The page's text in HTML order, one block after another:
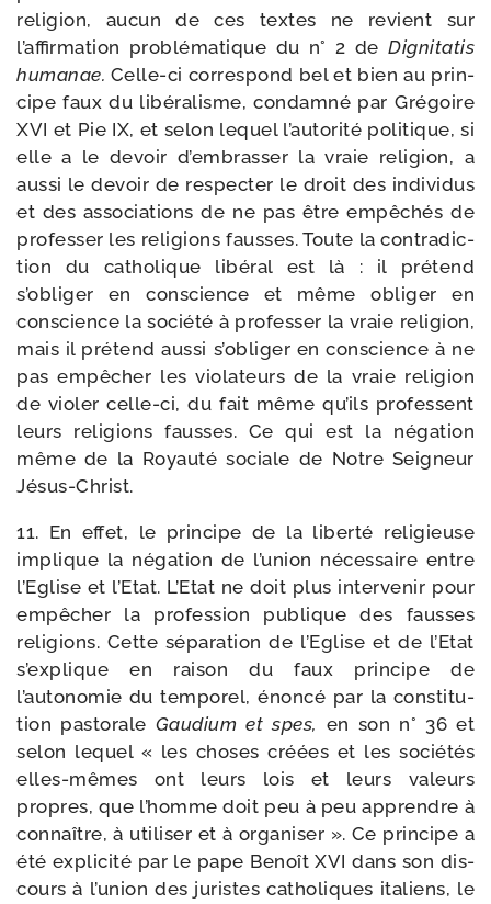
reli­gion, aucun de ces textes ne revient sur
l’affirmation pro­blé­ma­tique du n° 2 de Dignitatis
huma­nae. Celle-​ci cor­res­pond bel et bien au prin­
cipe faux du libé­ra­lisme, condam­né par Grégoire
XVI et Pie IX, et selon lequel l’autorité poli­tique, si
elle a le devoir d’embrasser la vraie reli­gion, a
aus­si le devoir de res­pec­ter le droit des indi­vi­dus
et des asso­cia­tions de ne pas être empê­chés de
pro­fes­ser les reli­gions fausses. Toute la contra­dic­
tion du catho­lique libé­ral est là : il pré­tend
s’obliger en conscience et même obli­ger en
conscience la socié­té à pro­fes­ser la vraie reli­gion,
mais il pré­tend aus­si s’obliger en conscience à ne
pas empê­cher les vio­la­teurs de la vraie reli­gion
de vio­ler celle-​ci, du fait même qu’ils pro­fessent
leurs reli­gions fausses. Ce qui est la néga­tion
même de la Royauté sociale de Notre Seigneur
Jésus-Christ.
11. En effet, le prin­cipe de la liber­té reli­gieuse
implique la néga­tion de l’union néces­saire entre
l’Eglise et l’Etat. L’Etat ne doit plus inter­ve­nir pour
empê­cher la pro­fes­sion publique des fausses
reli­gions. Cette sépa­ra­tion de l’Eglise et de l’Etat
s’explique en rai­son du faux prin­cipe de
l’autonomie du tem­po­rel, énon­cé par la consti­tu­
tion pas­to­rale Gaudium et spes, en son n° 36 et
selon lequel « les choses créées et les socié­tés
elles-​mêmes ont leurs lois et leurs valeurs
propres, que l’homme doit peu à peu apprendre à
connaître, à uti­li­ser et à orga­ni­ser ». Ce prin­cipe a
été expli­ci­té par le pape Benoît XVI dans son dis­
cours à l’union des juristes catho­liques ita­liens, le